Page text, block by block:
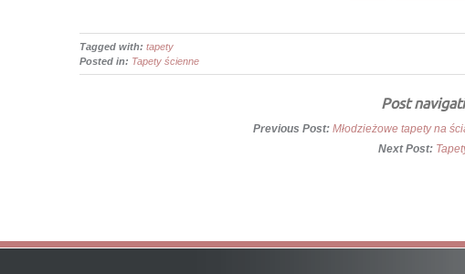
Tagged with: tapety
Posted in: Tapety ścienne
Post
Previous Post: Młodzieżowe tapety na
Next Post: